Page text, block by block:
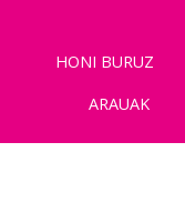
HONI BURUZ
ARAUAK